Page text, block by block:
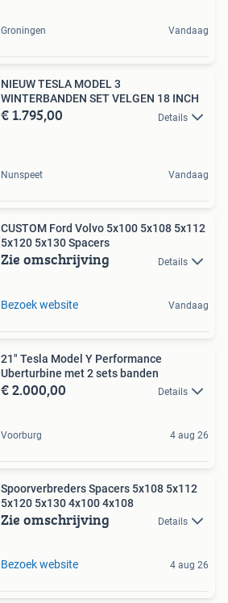
Groningen Vandaag
NIEUW TESLA MODEL 3
WINTERBANDEN SET VELGEN 18 INCH
€ 1.795,00 Details
Nunspeet Vandaag
CUSTOM Ford Volvo 5x100 5x108 5x112
5x120 5x130 Spacers
Zie omschrijving Details
Bezoek website Vandaag
21" Tesla Model Y Performance
Uberturbine met 2 sets banden
€ 2.000,00 Details
Voorburg 4 aug 26
Spoorverbreders Spacers 5x108 5x112
5x120 5x130 4x100 4x108
Zie omschrijving Details
Bezoek website 4 aug 26